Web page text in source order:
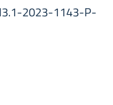
2023-1143-P-